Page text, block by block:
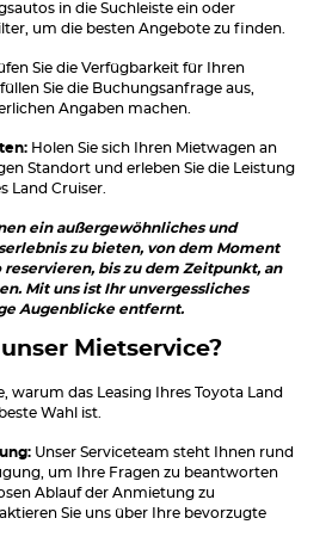
in die Suchleiste ein oder
um die besten Angebote zu finden.
Sie die Verfügbarkeit für Ihren
Sie die Buchungsanfrage aus,
Angaben machen.
Holen Sie sich Ihren Mietwagen an
Standort und erleben Sie die Leistung
Land Cruiser.
ein außergewöhnliches und
zu bieten, von dem Moment
reservieren, bis zu dem Zeitpunkt, an
Mit uns ist Ihr unvergessliches
Augenblicke entfernt.
Mietservice?
warum das Leasing Ihres Toyota Land
Wahl ist.
Unser Serviceteam steht Ihnen rund
um Ihre Fragen zu beantworten
Ablauf der Anmietung zu
Sie uns über Ihre bevorzugte